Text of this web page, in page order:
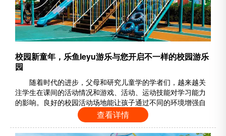
校园新童年，乐鱼leyu游乐与您开启不一样的校园游乐
园
随着时代的进步，父母和研究儿童学的学者们，越来越关
注学生在课间的活动情况和游戏、活动、运动技能对学习能力
的影响。良好的校园活动场地能让孩子通过不同的环境增强自
身的体验感，增益学习，同时锻炼体魄。 儿童游戏是一种最令
人惊叹不已的社会教育，游戏行为既是孩子的天性，同时也是
孩子的本能行为。孩子的世界总是奇妙而天马行空的，如何设
查看详情